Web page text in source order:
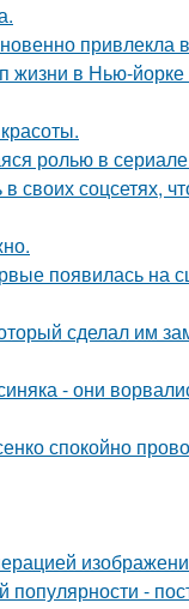
привлекла
в Нью-
ролью в
своих соцсетях,
появилась на
сделал им
- они
спокойно
популярности -